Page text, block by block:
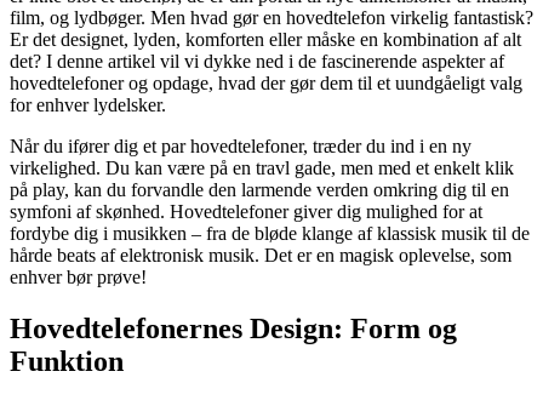
film, og lydbøger. Men hvad gør en hovedtelefon virkelig fantastisk?
Er det designet, lyden, komforten eller måske en kombination af alt
det? I denne artikel vil vi dykke ned i de fascinerende aspekter af
hovedtelefoner og opdage, hvad der gør dem til et uundgåeligt valg
for enhver lydelsker.
Når du ifører dig et par hovedtelefoner, træder du ind i en ny
virkelighed. Du kan være på en travl gade, men med et enkelt klik
på play, kan du forvandle den larmende verden omkring dig til en
symfoni af skønhed. Hovedtelefoner giver dig mulighed for at
fordybe dig i musikken – fra de bløde klange af klassisk musik til de
hårde beats af elektronisk musik. Det er en magisk oplevelse, som
enhver bør prøve!
Hovedtelefonernes Design: Form og
Funktion